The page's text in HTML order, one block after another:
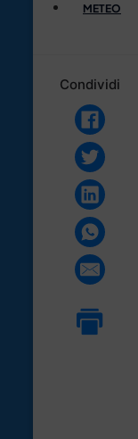
METEO
Condividi